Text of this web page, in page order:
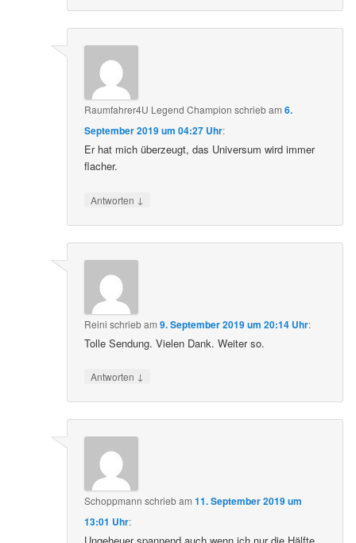
Raumfahrer4U Legend Champion schriebam6.
September 2019 um 04:27 Uhr:
Er hat mich überzeugt, das Universum wird immer
flacher.
Antworten ↓
Reini schriebam9. September 2019 um 20:14 Uhr:
Tolle Sendung. Vielen Dank. Weiter so.
Antworten ↓
Schoppmann schriebam11. September 2019 um
13:01 Uhr: